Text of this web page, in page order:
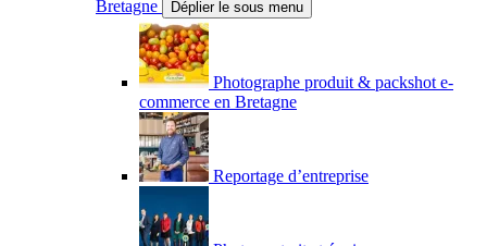
Bretagne
Déplier le sous menu
Photographe produit & packshot e-
commerce en Bretagne
Reportage d’entreprise